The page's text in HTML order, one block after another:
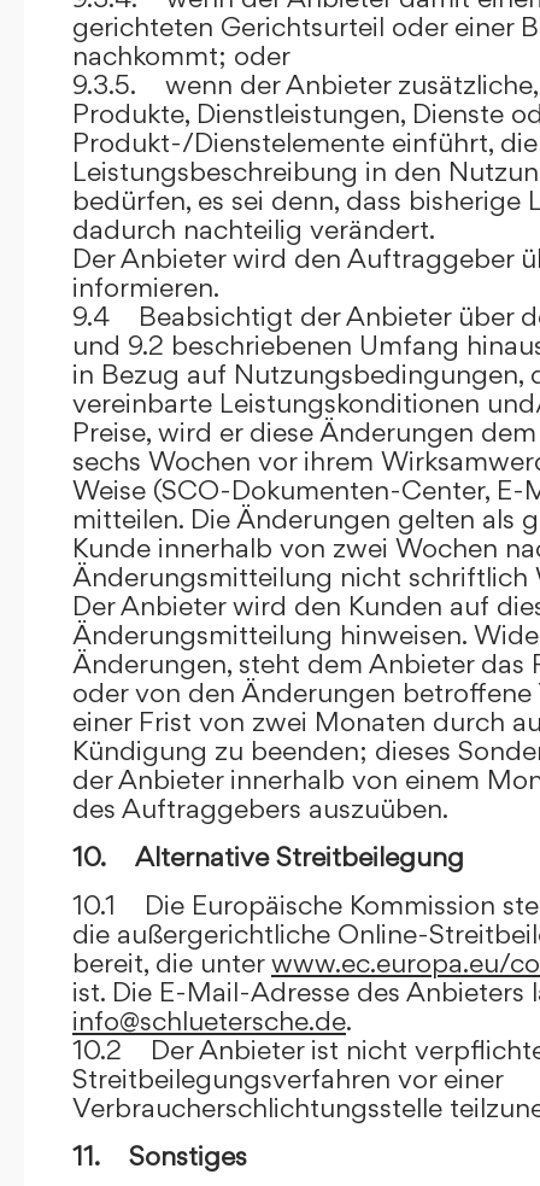
gerichteten Gerichtsurteil oder einer
nachkommt; oder
9.3.5. wenn der Anbieter
Produkte, Dienstleistungen, Dienste
Produkt-/Dienstelemente einführt,
Leistungsbeschreibung in den
bedürfen, es sei denn, dass bisherige
dadurch nachteilig verändert.
Der Anbieter wird den Auftraggeber
informieren.
9.4 Beabsichtigt der Anbieter über
und 9.2 beschriebenen Umfang
in Bezug auf Nutzungsbedingungen,
vereinbarte Leistungskonditionen
Preise, wird er diese Änderungen
sechs Wochen vor ihrem
Weise (SCO-Dokumenten-Center, E-
mitteilen. Die Änderungen gelten als
Kunde innerhalb von zwei Wochen
Änderungsmitteilung nicht schriftlich
Der Anbieter wird den Kunden auf
Änderungsmitteilung hinweisen.
Änderungen, steht dem Anbieter das
oder von den Änderungen betroffene
einer Frist von zwei Monaten durch
Kündigung zu beenden; dieses
der Anbieter innerhalb von einem
des Auftraggebers auszuüben.
10. Alternative Streitbeilegung
10.1 Die Europäische Kommission
die außergerichtliche Online-
bereit, die unterwww.ec.europa.eu/
ist. Die E-Mail-Adresse des Anbieters
info@schluetersche.de.
10.2 Der Anbieter ist nicht
Streitbeilegungsverfahren vor einer
Verbraucherschlichtungsstelle
11. Sonstiges